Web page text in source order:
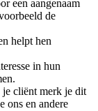
een aangenaam
de
helpt hen
in hun
je cliënt merk je dit
ons en andere